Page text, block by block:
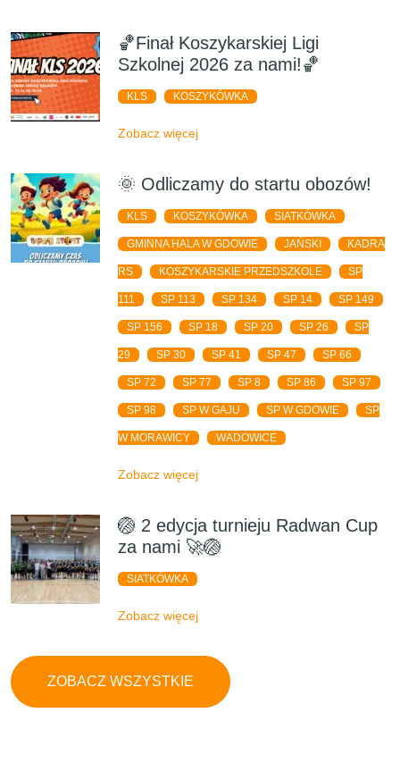
🏀Finał Koszykarskiej Ligi
Szkolnej 2026 za nami!🏀
KLS KOSZYKÓWKA
Zobacz więcej
🌞 Odliczamy do startu obozów!
KLS KOSZYKÓWKA SIATKÓWKA
GMINNA HALA W GDOWIE JAŃSKI KADRA
RS KOSZYKARSKIE PRZEDSZKOLE SP
111 SP 113 SP 134 SP 14 SP 149
SP 156 SP 18 SP 20 SP 26 SP
29 SP 30 SP 41 SP 47 SP 66
SP 72 SP 77 SP 8 SP 86 SP 97
SP 98 SP W GAJU SP W GDOWIE SP
W MORAWICY WADOWICE
Zobacz więcej
🏐 2 edycja turnieju Radwan Cup
za nami 🚀🏐
SIATKÓWKA
Zobacz więcej
ZOBACZ WSZYSTKIE